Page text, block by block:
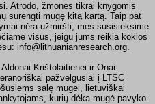
Atrodo, žmonės tikrai knygomis
surengti mugę kitą kartą. Taip pat
nėra užmiršti, mes susisieksime
visus, jeigu jums reikia kokios
info@lithuanianresearch.org.
Krištolaitienei ir Onai
pažvelgusiai į LTSC
salę mugei, lietuviškai
kurių dėka mugė pavyko.